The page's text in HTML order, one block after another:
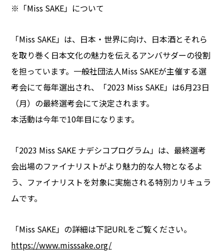
※「Miss SAKE」について
「Miss SAKE」は、日本・世界に向け、日本酒とそれら
を取り巻く日本文化の魅力を伝えるアンバサダーの役割
を担っています。一般社団法人Miss SAKEが主催する選
考会にて毎年選出され、「2023 Miss SAKE」は6月23日
（月）の最終選考会にて決定されます。
本活動は今年で10年目になります。
「2023 Miss SAKE ナデシコプログラム」は、最終選考
会出場のファイナリストがより魅力的な人物となるよ
う、ファイナリストを対象に実施される特別カリキュラ
ムです。
「Miss SAKE」の詳細は下記URLをご覧ください。
https://www.misssake.org/